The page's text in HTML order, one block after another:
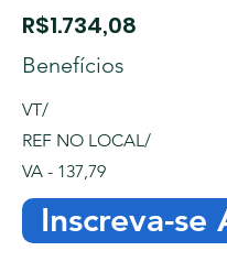
R$1.734,08
Benefícios
VT/
REF NO LOCAL/
VA - 137,79
Inscreva-se